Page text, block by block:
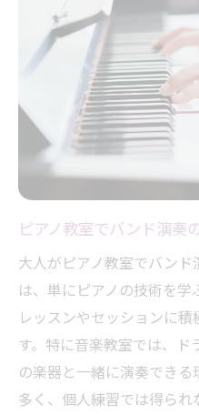
ピアノ教室バン
験
大人世代が集う
方
ピアノ教室バン
流
ピアノ教室なら
徴
ピアノ教室選びでバ
バンド演奏がで
ピアノ教室でバ
ポイント
バンド活動対応
ト
ピアノ教室でバンド演奏
大人がピアノ教室でバン
は、単にピアノの技術を
レッスンやセッションに
す。特に音楽教室では、
の楽器と一緒に演奏でき
多く、個人練習では得られ